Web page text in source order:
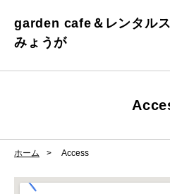
garden cafe＆レンタル
みょうが
ホーム Access